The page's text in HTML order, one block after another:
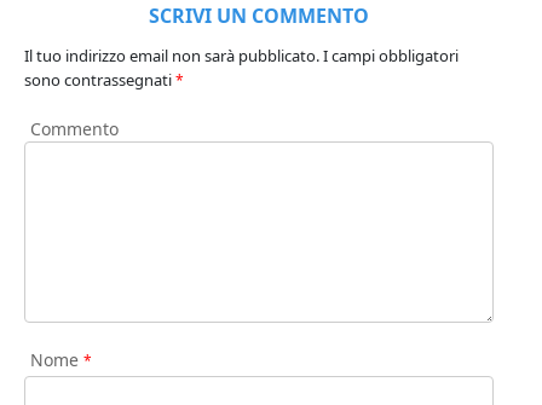
SCRIVI UN COMMENTO
Il tuo indirizzo email non sarà pubblicato.I campi obbligatori
sono contrassegnati*
Commento
Nome *